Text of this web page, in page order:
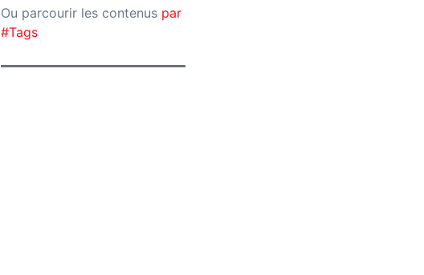
Ou parcourir les contenus par
#Tags